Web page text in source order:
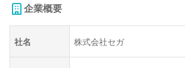
企業概要
社名 株式会社セガ